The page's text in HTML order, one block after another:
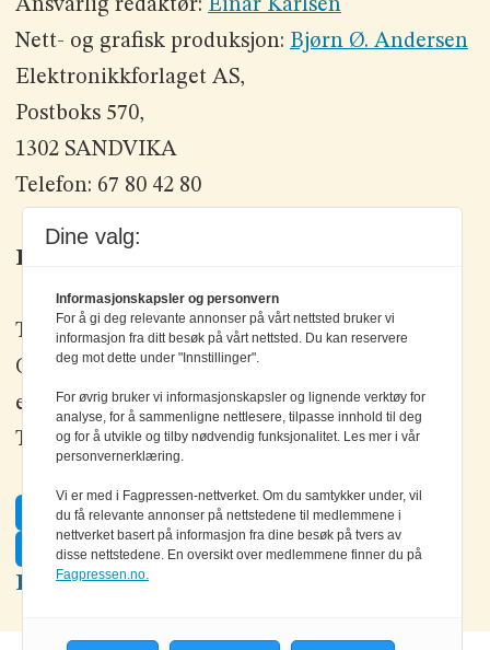
Ansvarlig redaktør: Einar Karlsen
Nett- og grafisk produksjon: Bjørn Ø. Andersen
Elektronikkforlaget AS,
Postboks 570,
1302 SANDVIKA
Telefon: 67 80 42 80
Kontakt oss
Tlf: +47 67 80 42 80
Olav Brunborgs vei 6, 1396 Billingstad
epost: elektronikk@elektronikkforlaget.no
Tips oss:tips@elektronikkforlaget.no
Facebook
Twitter
LinkedIn
Dine valg:
Informasjonskapsler og personvern
For å gi deg relevante annonser på vårt nettsted bruker vi
informasjon fra ditt besøk på vårt nettsted. Du kan reservere
deg mot dette under "Innstillinger".
For øvrig bruker vi informasjonskapsler og lignende verktøy for
analyse, for å sammenligne nettlesere, tilpasse innhold til deg
og for å utvikle og tilby nødvendig funksjonalitet. Les mer i vår
personvernerklæring.
Vi er med i Fagpressen-nettverket. Om du samtykker under, vil
du få relevante annonser på nettstedene til medlemmene i
nettverket basert på informasjon fra dine besøk på tvers av
disse nettstedene. En oversikt over medlemmene finner du på
Fagpressen.no.